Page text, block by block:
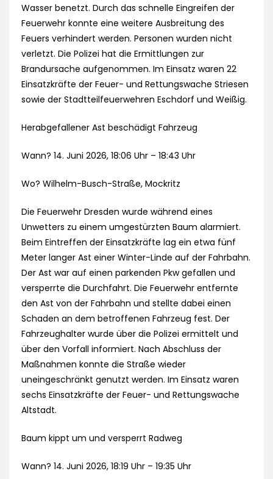
Wasser benetzt. Durch das schnelle Eingreifen der
Feuerwehr konnte eine weitere Ausbreitung des
Feuers verhindert werden. Personen wurden nicht
verletzt. Die Polizei hat die Ermittlungen zur
Brandursache aufgenommen. Im Einsatz waren 22
Einsatzkräfte der Feuer- und Rettungswache Striesen
sowie der Stadtteilfeuerwehren Eschdorf und Weißig.
Herabgefallener Ast beschädigt Fahrzeug
Wann? 14. Juni 2026, 18:06 Uhr – 18:43 Uhr
Wo? Wilhelm-Busch-Straße, Mockritz
Die Feuerwehr Dresden wurde während eines
Unwetters zu einem umgestürzten Baum alarmiert.
Beim Eintreffen der Einsatzkräfte lag ein etwa fünf
Meter langer Ast einer Winter-Linde auf der Fahrbahn.
Der Ast war auf einen parkenden Pkw gefallen und
versperrte die Durchfahrt. Die Feuerwehr entfernte
den Ast von der Fahrbahn und stellte dabei einen
Schaden an dem betroffenen Fahrzeug fest. Der
Fahrzeughalter wurde über die Polizei ermittelt und
über den Vorfall informiert. Nach Abschluss der
Maßnahmen konnte die Straße wieder
uneingeschränkt genutzt werden. Im Einsatz waren
sechs Einsatzkräfte der Feuer- und Rettungswache
Altstadt.
Baum kippt um und versperrt Radweg
Wann? 14. Juni 2026, 18:19 Uhr – 19:35 Uhr